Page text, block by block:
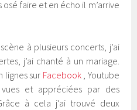
osé faire et en écho il m’arrive
à plusieurs concerts, j’ai
j’ai chanté à un mariage.
lignes sur Facebook, Youtube
et appréciées par des
à cela j’ai trouvé deux